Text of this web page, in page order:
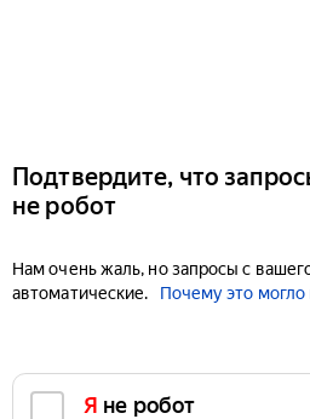
Подтвердите, что
не робот
Нам очень жаль, но запросы с
автоматические.
Почему это могло
Я не робот